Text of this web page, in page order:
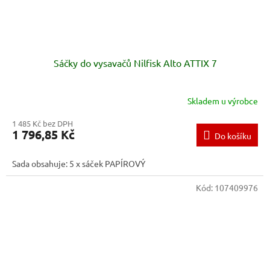
Sáčky do vysavačů Nilfisk Alto ATTIX 7
Skladem u výrobce
1 485 Kč bez DPH
1 796,85 Kč Do košíku
Sada obsahuje: 5 x sáček PAPÍROVÝ
Kód: 107409976